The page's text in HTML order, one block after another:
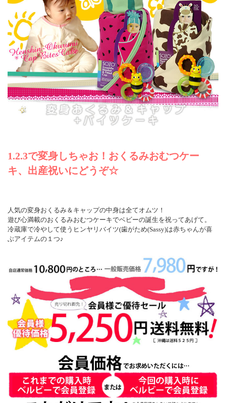
1.2.3で変身しちゃお！おくるみおむつケー
キ、出産祝いにどうぞ☆
人気の変身おくるみ＆キャップの中身は全てオムツ！
遊び心満載のおくるみおむつケーキでベビーの誕生を祝ってあげて。
冷蔵庫で冷やして使うヒンヤリバイツ(歯がため(Sassy)は赤ちゃんが喜
ぶアイテムの１つ♪